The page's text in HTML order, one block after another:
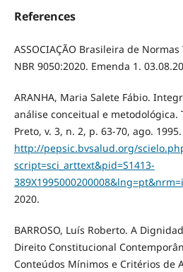
References
ASSOCIAÇÃO Brasileira de Normas
NBR 9050:2020. Emenda 1.
ARANHA, Maria Salete Fábio.
análise conceitual e metodológica.
Preto, v. 3, n. 2, p. 63-70, ago.
http://pepsic.bvsalud.org/
script=sci_arttext&pid=S1413-
2020.
BARROSO, Luís Roberto. A
Direito Constitucional
Conteúdos Mínimos e Critérios de